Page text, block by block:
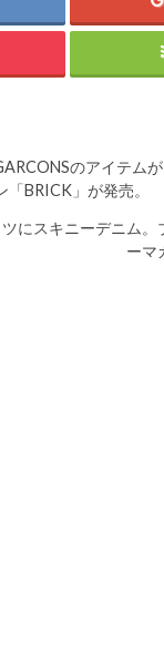
のアイテム
「BRICK」が発売。
にスキニーデニム。
ーマ